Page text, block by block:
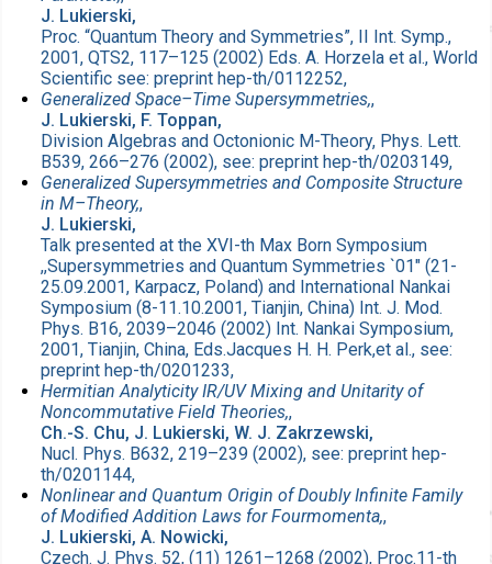
J. Lukierski,
Proc. “Quantum Theory and Symmetries”, II Int. Symp.,
2001, QTS2, 117–125 (2002) Eds. A. Horzela et al., World
Scientific see: preprint hep-th/0112252,
Generalized Space–Time Supersymmetries,,
J. Lukierski, F. Toppan,
Division Algebras and Octonionic M-Theory, Phys. Lett.
B539, 266–276 (2002), see: preprint hep-th/0203149,
Generalized Supersymmetries and Composite Structure
in M–Theory,,
J. Lukierski,
Talk presented at the XVI-th Max Born Symposium
,,Supersymmetries and Quantum Symmetries `01" (21-
25.09.2001, Karpacz, Poland) and International Nankai
Symposium (8-11.10.2001, Tianjin, China) Int. J. Mod.
Phys. B16, 2039–2046 (2002) Int. Nankai Symposium,
2001, Tianjin, China, Eds.Jacques H. H. Perk,et al., see:
preprint hep-th/0201233,
Hermitian Analyticity IR/UV Mixing and Unitarity of
Noncommutative Field Theories,,
Ch.-S. Chu, J. Lukierski, W. J. Zakrzewski,
Nucl. Phys. B632, 219–239 (2002), see: preprint hep-
th/0201144,
Nonlinear and Quantum Origin of Doubly Infinite Family
of Modified Addition Laws for Fourmomenta,,
J. Lukierski, A. Nowicki,
Czech. J. Phys. 52, (11) 1261–1268 (2002), Proc.11-th